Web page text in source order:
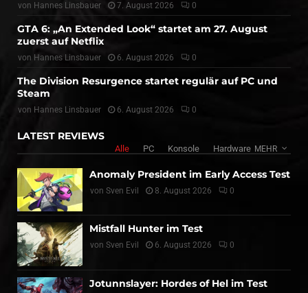
von Hannes Linsbauer 7. August 2026 0
GTA 6: „An Extended Look“ startet am 27. August
zuerst auf Netflix
von Hannes Linsbauer 6. August 2026 0
The Division Resurgence startet regulär auf PC und
Steam
von Hannes Linsbauer 6. August 2026 0
LATEST REVIEWS
Alle PC Konsole Hardware MEHR
Anomaly President im Early Access Test
von Sven Evil 8. August 2026 0
Mistfall Hunter im Test
von Sven Evil 6. August 2026 0
Jotunnslayer: Hordes of Hel im Test